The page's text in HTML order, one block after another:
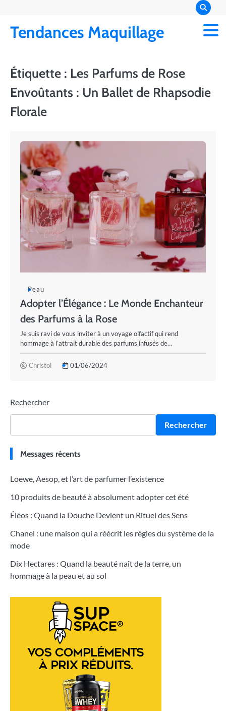
content
Tendances Maquillage
Étiquette : Les Parfums de Rose
Envoûtants : Un Ballet de Rhapsodie
Florale
Peau
Adopter l’Élégance : Le Monde Enchanteur
des Parfums à la Rose
Je suis ravi de vous inviter à un voyage olfactif qui rend
hommage à l’attrait durable des parfums infusés de…
Christol 01/06/2024
Rechercher
Rechercher
Messages récents
Loewe, Aesop, et l’art de parfumer l’existence
10 produits de beauté à absolument adopter cet été
Éléos : Quand la Douche Devient un Rituel des Sens
Chanel : une maison qui a réécrit les règles du système de la
mode
Dix Hectares : Quand la beauté naît de la terre, un
hommage à la peau et au sol